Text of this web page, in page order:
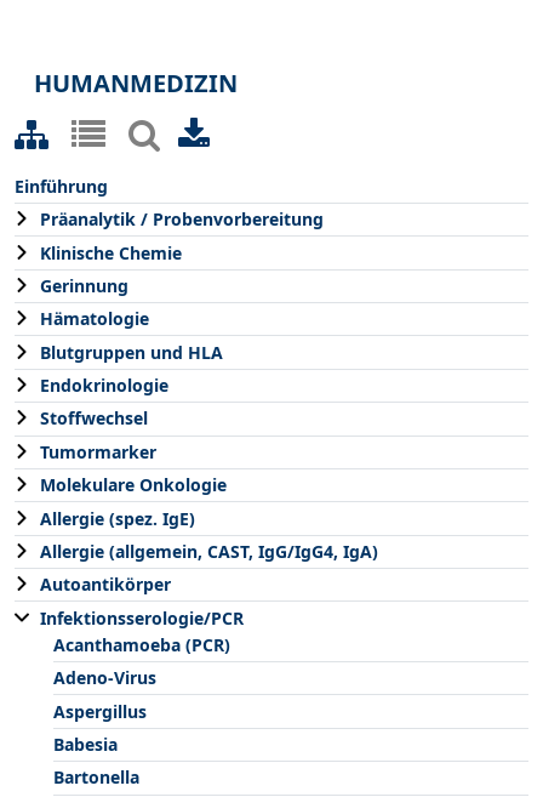
HUMANMEDIZIN
Einführung
Präanalytik / Probenvorbereitung
Klinische Chemie
Gerinnung
Hämatologie
Blutgruppen und HLA
Endokrinologie
Stoffwechsel
Tumormarker
Molekulare Onkologie
Allergie (spez. IgE)
Allergie (allgemein, CAST, IgG/IgG4, IgA)
Autoantikörper
Infektionsserologie/PCR
Acanthamoeba (PCR)
Adeno-Virus
Aspergillus
Babesia
Bartonella